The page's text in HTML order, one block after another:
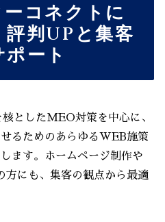
コネクトに
判UPと集客
ート
としたMEO対策を中心に、
るためのあらゆるWEB施策
ます。ホームページ制作や
方にも、集客の観点から最適